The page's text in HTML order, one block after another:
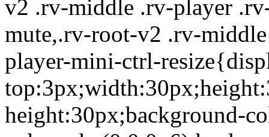
v2 .rv-middle .rv-player
mute,.rv-root-v2 .rv-
player-mini-ctrl-
height:30px;background-